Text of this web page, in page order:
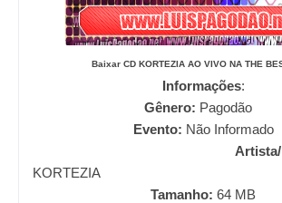
Baixar CD KORTEZIA AO VIVO NA THE
Informações:
Gênero: Pagodão
Evento: Não Informado
Artista/
KORTEZIA
Tamanho: 64 MB